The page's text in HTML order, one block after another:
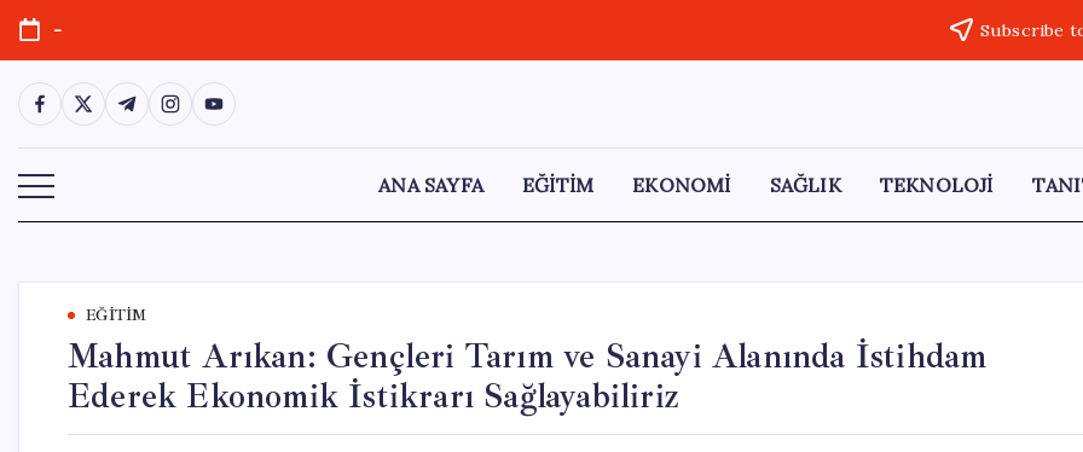
Skip
content
- Subscribe
https://www.facebook.com/
https://twitter.com/
https://t.me/
https://www.instagram.com/
https://youtube.com/
ANA SAYFA EĞİTİM EKONOMİ SAĞLIK TEKNOLOJİ
EĞITIM
Mahmut Arıkan: Gençleri Tarım ve Sanayi Alanında İstihdam
Ederek Ekonomik İstikrarı Sağlayabiliriz